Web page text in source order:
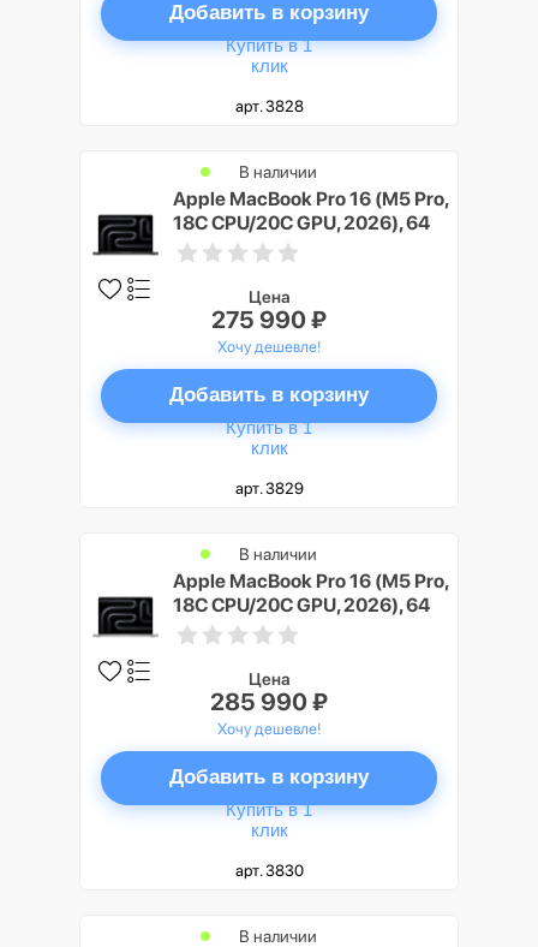
Добавить в корзину
Купить в 1
клик
арт. 3828
Apple MacBook Pro 16 (M5 Pro,
18C CPU/20C GPU, 2026), 64
ГБ, 2 ТБ SSD, Черный космос
В наличии
Цена
275 990 ₽
Хочу дешевле!
Добавить в корзину
Купить в 1
клик
арт. 3829
Apple MacBook Pro 16 (M5 Pro,
18C CPU/20C GPU, 2026), 64
ГБ, 4 ТБ SSD, Серебристый
В наличии
Цена
285 990 ₽
Хочу дешевле!
Добавить в корзину
Купить в 1
клик
арт. 3830
В наличии